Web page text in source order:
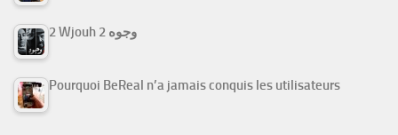
2 Wjouh 2 وجوه
Pourquoi BeReal n’a jamais conquis les utilisateurs